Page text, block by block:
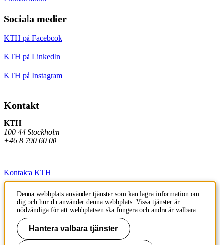
Sociala medier
KTH på Facebook
KTH på LinkedIn
KTH på Instagram
Kontakt
KTH
100 44 Stockholm
+46 8 790 60 00
Kontakta KTH
Jobba på KTH
Press och media
Faktura och betalning KTH
Denna webbplats använder tjänster som kan lagra information om
dig och hur du använder denna webbplats. Vissa tjänster är
nödvändiga för att webbplatsen ska fungera och andra är valbara.
Hantera valbara tjänster